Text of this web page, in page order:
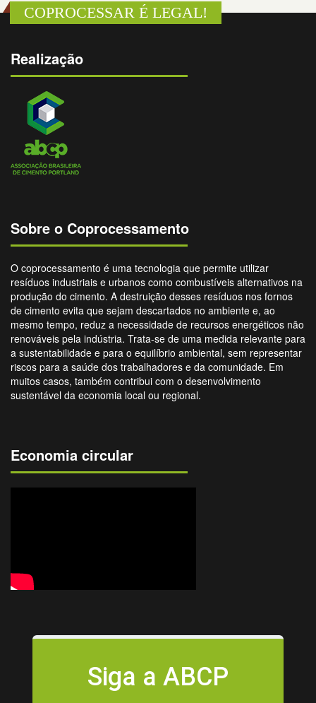
COPROCESSAR É LEGAL!
Realização
Sobre o Coprocessamento
O coprocessamento é uma tecnologia que permite utilizar
resíduos industriais e urbanos como combustíveis alternativos na
produção do cimento. A destruição desses resíduos nos fornos
de cimento evita que sejam descartados no ambiente e, ao
mesmo tempo, reduz a necessidade de recursos energéticos não
renováveis pela indústria. Trata-se de uma medida relevante para
a sustentabilidade e para o equilíbrio ambiental, sem representar
riscos para a saúde dos trabalhadores e da comunidade. Em
muitos casos, também contribui com o desenvolvimento
sustentável da economia local ou regional.
Economia circular
Siga a ABCP